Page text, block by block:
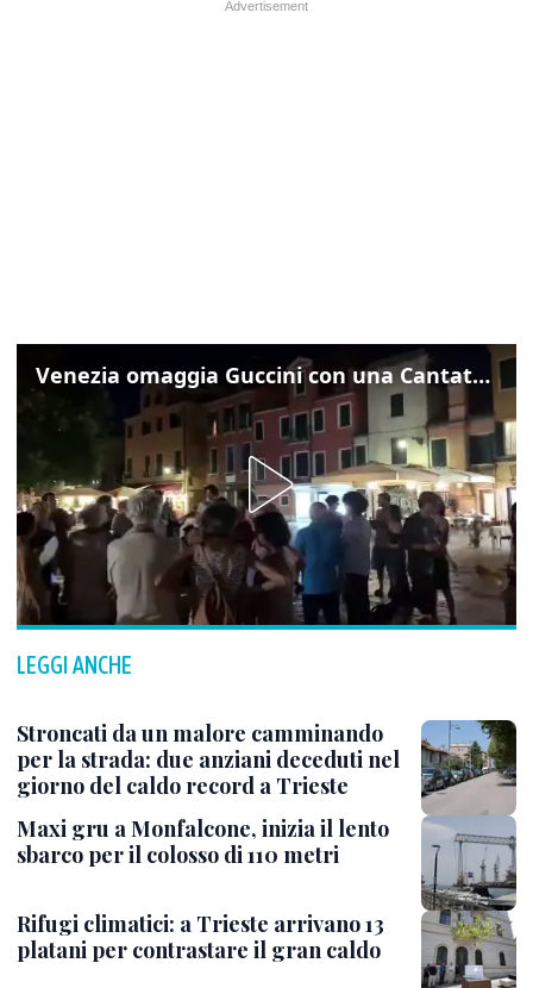
Venezia omaggia Guccini con una Cantata Anarchica in campo Santa Margherita
LEGGI ANCHE
Stroncati da un malore camminando
per la strada: due anziani deceduti nel
giorno del caldo record a Trieste
Maxi gru a Monfalcone, inizia il lento
sbarco per il colosso di 110 metri
Rifugi climatici: a Trieste arrivano 13
platani per contrastare il gran caldo